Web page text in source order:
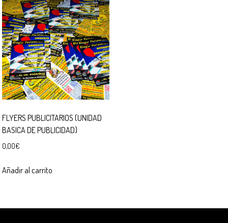
FLYERS PUBLICITARIOS (UNIDAD
BASICA DE PUBLICIDAD)
0,00€
Añadir al carrito